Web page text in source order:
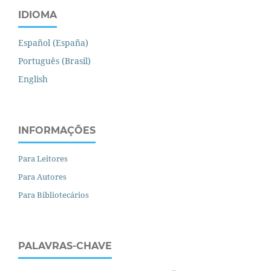
IDIOMA
Español (España)
Português (Brasil)
English
INFORMAÇÕES
Para Leitores
Para Autores
Para Bibliotecários
PALAVRAS-CHAVE